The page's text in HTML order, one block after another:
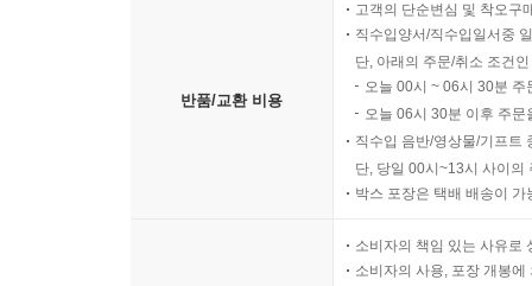
반품/교환 비용
고객의 단순변심 및 착오구
직수입양서/직수입일서중
단, 아래의 주문/취소 조건
오늘 00시 ~ 06시 30분
오늘 06시 30분 이후 주
직수입 음반/영상물/기프트
단, 당일 00시~13시 사이의
박스 포장은 택배 배송이
소비자의 책임 있는 사유로
소비자의 사용, 포장 개봉